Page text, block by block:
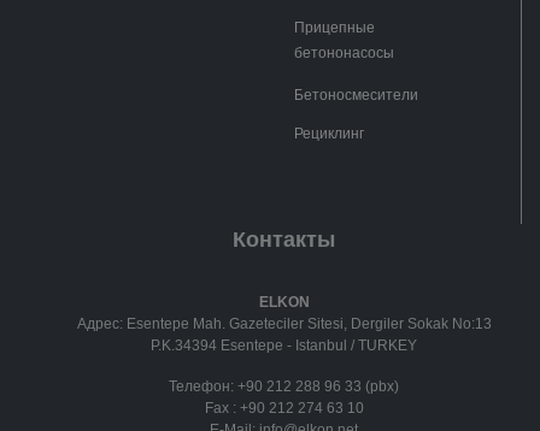
Прицепные
бетононасосы
Бетоносмесители
Рециклинг
Контакты
ELKON
Адрес: Esentepe Mah. Gazeteciler Sitesi, Dergiler Sokak No:13
P.K.34394 Esentepe - Istanbul / TURKEY
Телефон: +90 212 288 96 33 (pbx)
Fax : +90 212 274 63 10